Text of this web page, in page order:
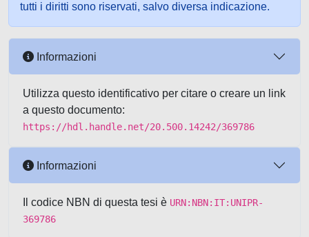
tutti i diritti sono riservati, salvo diversa indicazione.
Informazioni
Utilizza questo identificativo per citare o creare un link
a questo documento:
https://hdl.handle.net/20.500.14242/369786
Informazioni
Il codice NBN di questa tesi è URN:NBN:IT:UNIPR-
369786